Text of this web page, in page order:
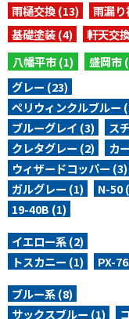
雨樋交換 (13)
雨漏
基礎塗装 (4)
軒天交
八幡平市 (1)
盛岡市
グレー (23)
ペリウィンクルブルー
ブルーグレイ (3)
ス
クレタグレー (2)
カ
ウィザードコッパー (3)
ガルグレー (1)
N-50
19-40B (1)
イエロー系 (2)
トスカニー (1)
PX-
ブルー系 (8)
サックスブルー (1)